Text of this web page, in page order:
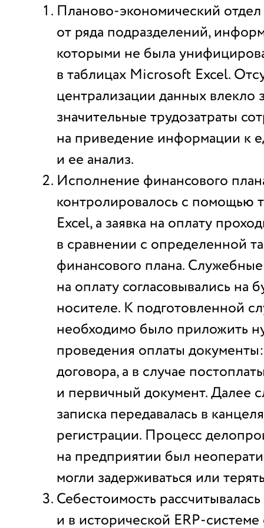
Планово-экономический
от ряда подразделений,
которыми не была
в таблицах Microsoft Excel.
централизации данных влекло
значительные трудозатраты
на приведение информации к
и ее анализ.
Исполнение финансового
контролировалось с помощью
Excel, а заявка на оплату
в сравнении с определенной
финансового плана.
на оплату согласовывались на
носителе. К подготовленной
необходимо было приложить
проведения оплаты
договора, а в случае
и первичный документ. Далее
записка передавалась в
регистрации. Процесс
на предприятии был
могли задерживаться или
Себестоимость
и в исторической ERP-